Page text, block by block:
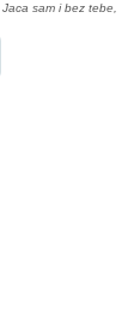
sam i bez tebe,